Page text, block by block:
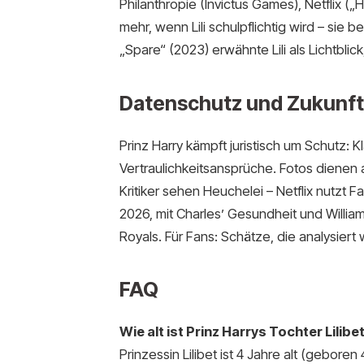
Philanthropie (Invictus Games), Netflix
mehr, wenn Lili schulpflichtig wird – sie
„Spare“ (2023) erwähnte Lili als
Datenschutz und
Prinz Harry kämpft juristisch um Schutz:
Vertraulichkeitsansprüche. Fotos
Kritiker sehen Heuchelei – Netflix nutzt
2026, mit Charles’ Gesundheit und
Royals. Für Fans: Schätze, die
FAQ
Wie alt ist Prinz Harrys Tochter
Prinzessin Lilibet ist 4 Jahre alt (geboren